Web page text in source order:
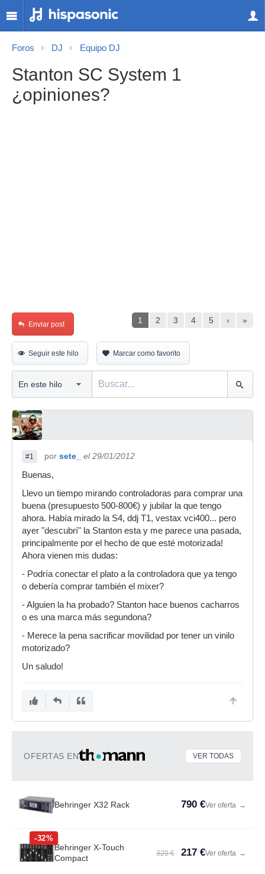
Foros DJ Equipo DJ
Stanton SC System 1
¿opiniones?
1 2 3 4 5 › »
Enviar post
Seguir este hilo Marcar como favorito
#1 por sete_
el 29/01/2012
Buenas,
Llevo un tiempo mirando controladoras para comprar una
buena (presupuesto 500-800€) y jubilar la que tengo
ahora. Había mirado la S4, ddj T1, vestax vci400... pero
ayer "descubrí" la Stanton esta y me parece una pasada,
principalmente por el hecho de que esté motorizada!
Ahora vienen mis dudas:
- Podría conectar el plato a la controladora que ya tengo
o debería comprar también el mixer?
- Alguien la ha probado? Stanton hace buenos cacharros
o es una marca más segundona?
- Merece la pena sacrificar movilidad por tener un vinilo
motorizado?
Un saludo!
OFERTAS EN VER TODAS
Behringer X32 Rack 790 €Ver oferta →
-32%
Behringer X-Touch
Compact
320 € 217 €Ver oferta →